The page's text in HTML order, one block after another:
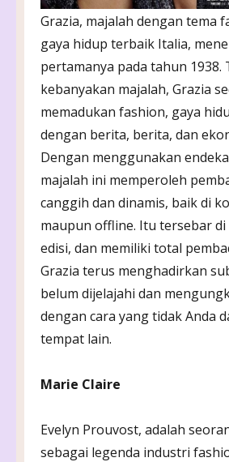
Grazia, majalah dengan tema
gaya hidup terbaik Italia,
pertamanya pada tahun 1938.
kebanyakan majalah, Grazia
memadukan fashion, gaya
dengan berita, berita, dan
Dengan menggunakan
majalah ini memperoleh
canggih dan dinamis, baik di
maupun offline. Itu tersebar di
edisi, dan memiliki total
Grazia terus menghadirkan
belum dijelajahi dan
dengan cara yang tidak Anda
tempat lain.
Marie Claire
Evelyn Prouvost, adalah
sebagai legenda industri